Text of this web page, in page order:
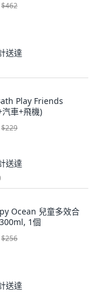
$462
送達
Play Friends
車+飛機)
$229
送達
Ocean 兒童多效合
1個
$256
送達